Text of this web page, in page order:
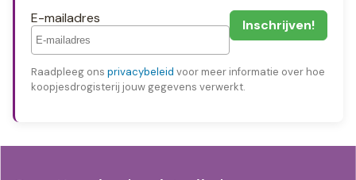
E-mailadres
Raadpleeg ons privacybeleid voor meer informatie over hoe
koopjesdrogisterij jouw gegevens verwerkt.